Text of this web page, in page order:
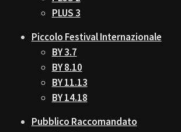
PLUS 3
Piccolo Festival Internazionale
BY 3.7
BY 8.10
BY 11.13
BY 14.18
Pubblico Raccomandato